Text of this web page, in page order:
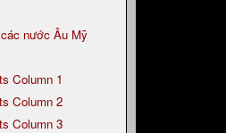
nước Âu Mỹ
Column 1
Column 2
Column 3